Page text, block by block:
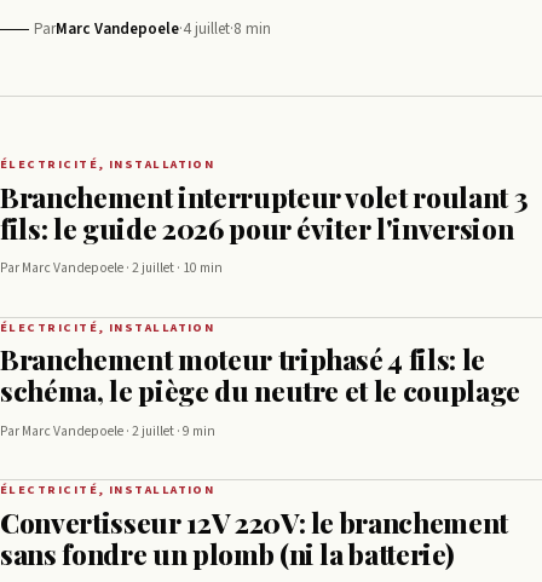
ParMarc Vandepoele·4 juillet·8 min
ÉLECTRICITÉ, INSTALLATION
Branchement interrupteur volet roulant 3
fils: le guide 2026 pour éviter l'inversion
Par Marc Vandepoele · 2 juillet · 10 min
ÉLECTRICITÉ, INSTALLATION
Branchement moteur triphasé 4 fils: le
schéma, le piège du neutre et le couplage
Par Marc Vandepoele · 2 juillet · 9 min
ÉLECTRICITÉ, INSTALLATION
Convertisseur 12V 220V: le branchement
sans fondre un plomb (ni la batterie)